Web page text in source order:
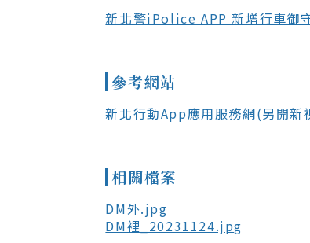
新北警iPolice APP 新增行車御
參考網站
新北行動App應用服務網(另開新
相關檔案
DM外.jpg
DM裡_20231124.jpg